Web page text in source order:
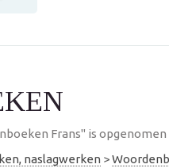
Frans" is
naslagwerken >